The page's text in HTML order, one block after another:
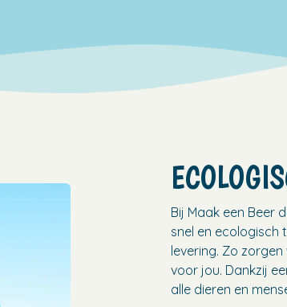
Bij Maak een Beer
snel en ecologisch
levering. Zo
voor jou. Dankzij
alle dieren en